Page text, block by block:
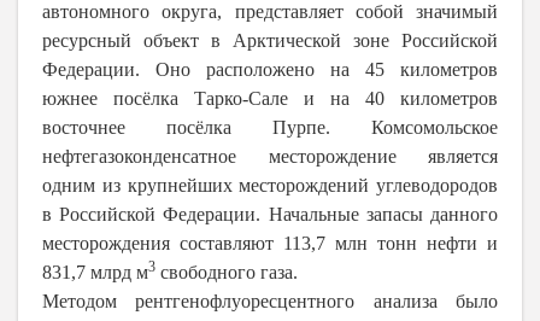
автономного округа, представляет собой значимый
ресурсный объект в Арктической зоне Российской
Федерации. Оно расположено на 45 километров
южнее посёлка Тарко-Сале и на 40 километров
восточнее посёлка Пурпе. Комсомольское
нефтегазоконденсатное месторождение является
одним из крупнейших месторождений углеводородов
в Российской Федерации. Начальные запасы данного
месторождения составляют 113,7 млн тонн нефти и
831,7 млрд м3 свободного газа.
Методом рентгенофлуоресцентного анализа было